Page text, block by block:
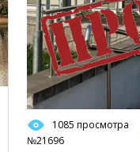
1085 просмотра
№21696